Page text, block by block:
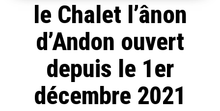
le Chalet l’ânon
d’Andon ouvert
depuis le 1er
décembre 2021